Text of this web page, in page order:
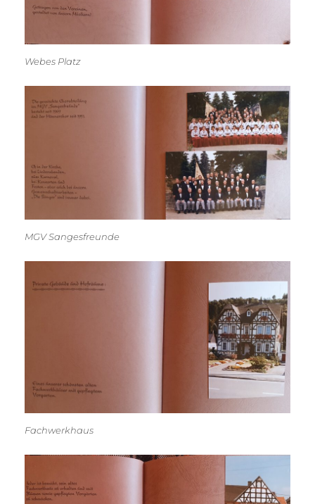
Webes Platz
MGV Sangesfreunde
Fachwerkhaus